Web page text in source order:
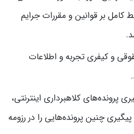
کامل بر قوانین و مقررات جرایم
و کیفری تجربه و اطلاعات
پرونده‌های کلاهبرداری اینترنتی،
چنین پرونده‌هایی را در رزومه